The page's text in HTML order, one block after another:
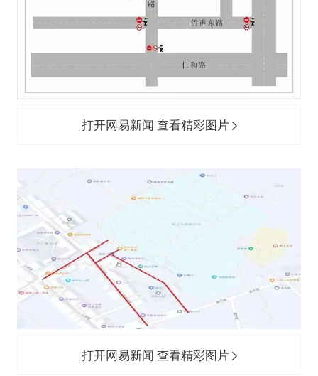
打开网易新闻 查看精彩图片
打开网易新闻 查看精彩图片